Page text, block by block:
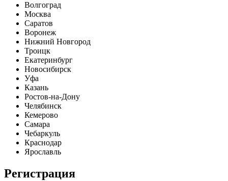
Волгоград
Москва
Саратов
Воронеж
Нижний Новгород
Троицк
Екатеринбург
Новосибирск
Уфа
Казань
Ростов-на-Дону
Челябинск
Кемерово
Самара
Чебаркуль
Краснодар
Ярославль
Регистрация